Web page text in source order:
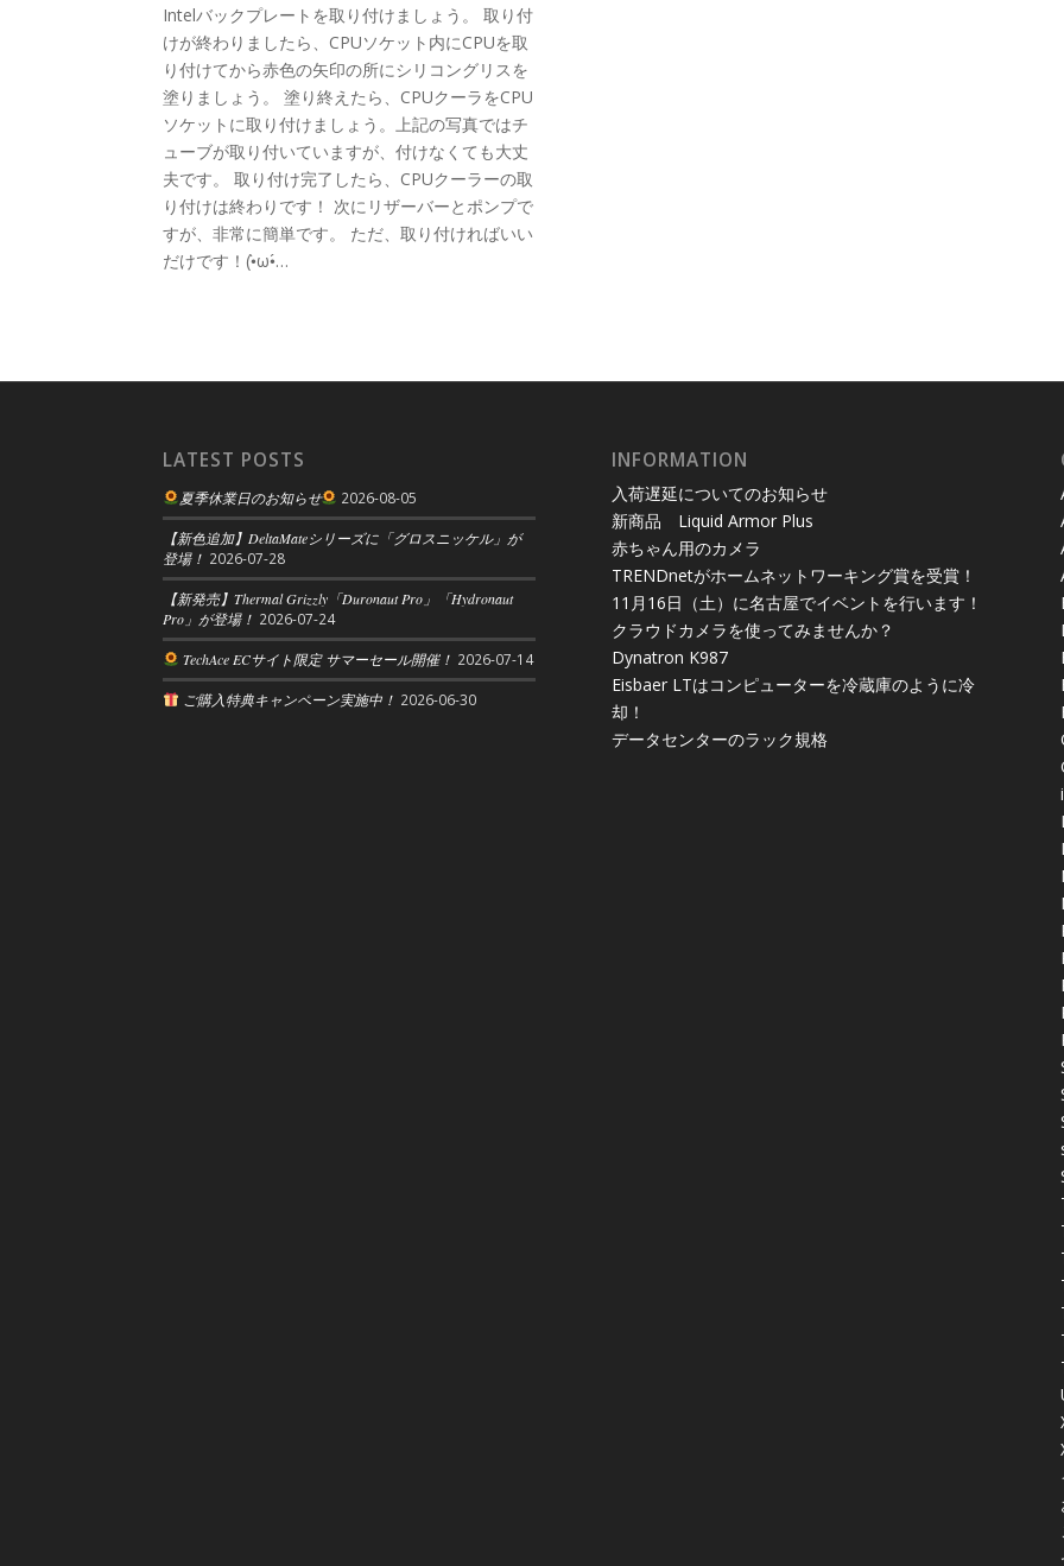
Intelバックプレートを取り付けましょう。 取り付
けが終わりましたら、CPUソケット内にCPUを取
り付けてから赤色の矢印の所にシリコングリスを
塗りましょう。 塗り終えたら、CPUクーラをCPU
ソケットに取り付けましょう。上記の写真ではチ
ューブが取り付いていますが、付けなくても大丈
夫です。 取り付け完了したら、CPUクーラーの取
り付けは終わりです！ 次にリザーバーとポンプで
すが、非常に簡単です。 ただ、取り付ければいい
だけです！(•̀ω•́…
LATEST POSTS
夏季休業日のお知らせ 2026-08-05
【新色追加】DeltaMateシリーズに「グロスニッケル」が
登場！ 2026-07-28
【新発売】Thermal Grizzly「Duronaut Pro」「Hydronaut
Pro」が登場！ 2026-07-24
TechAce ECサイト限定 サマーセール開催！ 2026-07-14
ご購入特典キャンペーン実施中！ 2026-06-30
INFORMATION
入荷遅延についてのお知らせ
新商品 Liquid Armor Plus
赤ちゃん用のカメラ
TRENDnetがホームネットワーキング賞を受賞！
11月16日（土）に名古屋でイベントを行います！
クラウドカメラを使ってみませんか？
Dynatron K987
Eisbaer LTはコンピューターを冷蔵庫のように冷
却！
データセンターのラック規格